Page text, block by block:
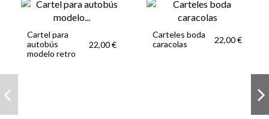
Cartel para
autobús
modelo retro
22,00 €
Carteles boda
caracolas
22,00 €